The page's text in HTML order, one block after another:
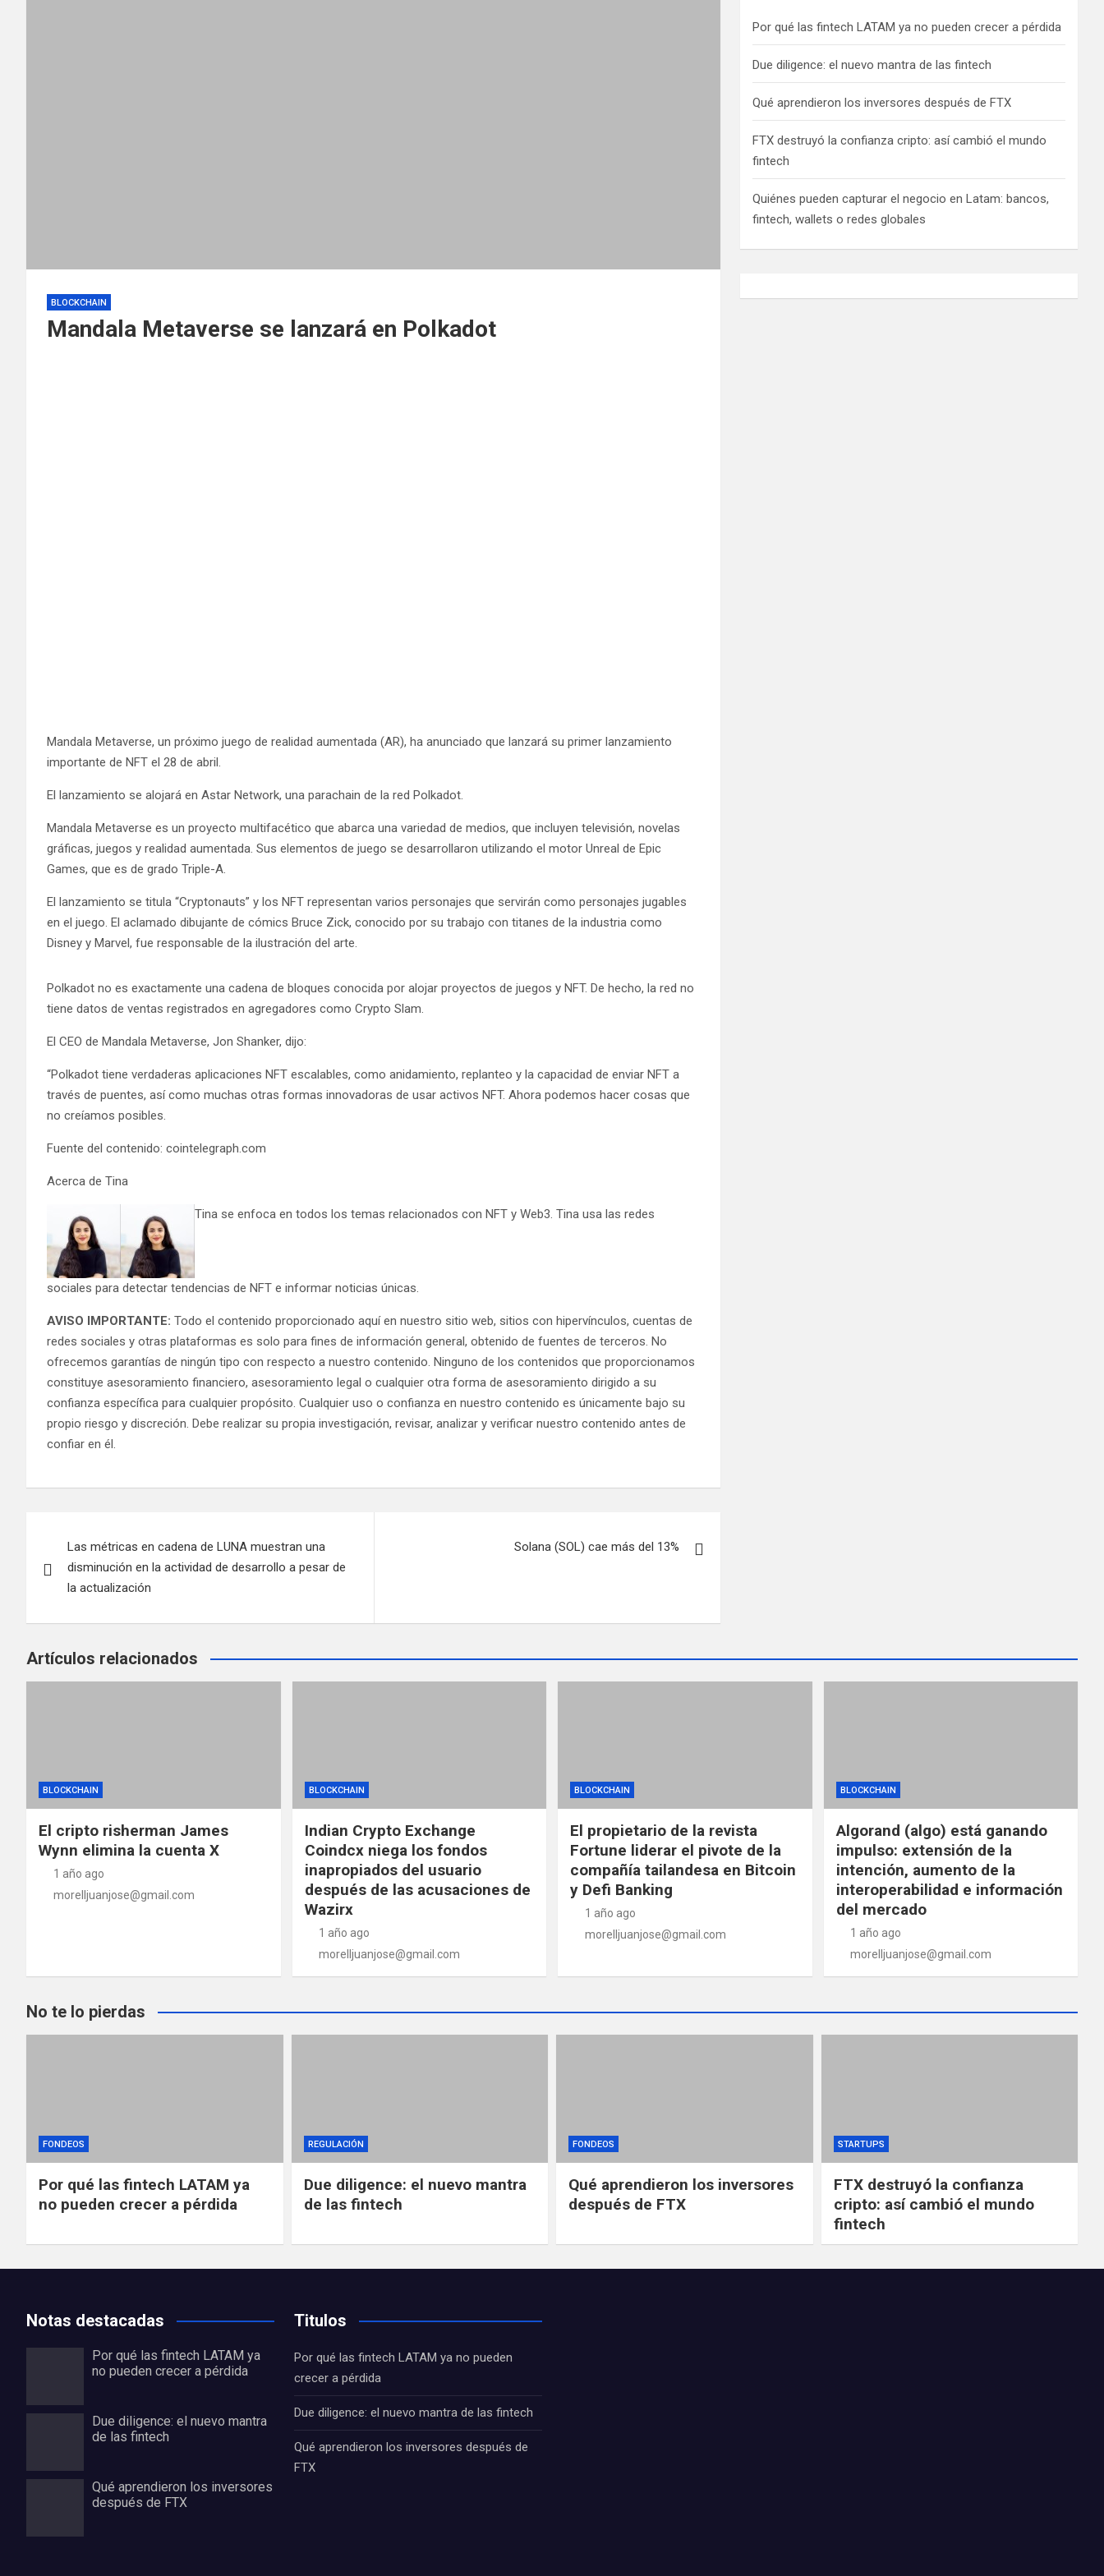
BLOCKCHAIN
Mandala Metaverse se lanzará en Polkadot
Mandala Metaverse, un próximo juego de realidad aumentada (AR), ha anunciado que lanzará su primer lanzamiento
importante de NFT el 28 de abril.
El lanzamiento se alojará en Astar Network, una parachain de la red Polkadot.
Mandala Metaverse es un proyecto multifacético que abarca una variedad de medios, que incluyen televisión, novelas
gráficas, juegos y realidad aumentada. Sus elementos de juego se desarrollaron utilizando el motor Unreal de Epic
Games, que es de grado Triple-A.
El lanzamiento se titula “Cryptonauts” y los NFT representan varios personajes que servirán como personajes jugables
en el juego. El aclamado dibujante de cómics Bruce Zick, conocido por su trabajo con titanes de la industria como
Disney y Marvel, fue responsable de la ilustración del arte.
Polkadot no es exactamente una cadena de bloques conocida por alojar proyectos de juegos y NFT. De hecho, la red no
tiene datos de ventas registrados en agregadores como Crypto Slam.
El CEO de Mandala Metaverse, Jon Shanker, dijo:
“Polkadot tiene verdaderas aplicaciones NFT escalables, como anidamiento, replanteo y la capacidad de enviar NFT a
través de puentes, así como muchas otras formas innovadoras de usar activos NFT. Ahora podemos hacer cosas que
no creíamos posibles.
Fuente del contenido: cointelegraph.com
Acerca de Tina
Tina se enfoca en todos los temas relacionados con NFT y Web3. Tina usa las redes
sociales para detectar tendencias de NFT e informar noticias únicas.
AVISO IMPORTANTE: Todo el contenido proporcionado aquí en nuestro sitio web, sitios con hipervínculos, cuentas de
redes sociales y otras plataformas es solo para fines de información general, obtenido de fuentes de terceros. No
ofrecemos garantías de ningún tipo con respecto a nuestro contenido. Ninguno de los contenidos que proporcionamos
constituye asesoramiento financiero, asesoramiento legal o cualquier otra forma de asesoramiento dirigido a su
confianza específica para cualquier propósito. Cualquier uso o confianza en nuestro contenido es únicamente bajo su
propio riesgo y discreción. Debe realizar su propia investigación, revisar, analizar y verificar nuestro contenido antes de
confiar en él.
e
g
ó
n
t
r
a
s
Las métricas en cadena de LUNA muestran una
disminución en la actividad de desarrollo a pesar de
la actualización
Solana (SOL) cae más del 13%
Por qué las fintech LATAM ya no pueden crecer a pérdida
Due diligence: el nuevo mantra de las fintech
Qué aprendieron los inversores después de FTX
FTX destruyó la confianza cripto: así cambió el mundo
fintech
Quiénes pueden capturar el negocio en Latam: bancos,
fintech, wallets o redes globales
Artículos relacionados
BLOCKCHAIN
El cripto risherman James
Wynn elimina la cuenta X
1 año ago
morelljuanjose@gmail.com
BLOCKCHAIN
Indian Crypto Exchange
Coindcx niega los fondos
inapropiados del usuario
después de las acusaciones de
Wazirx
1 año ago
morelljuanjose@gmail.com
BLOCKCHAIN
El propietario de la revista
Fortune liderar el pivote de la
compañía tailandesa en Bitcoin
y Defi Banking
1 año ago
morelljuanjose@gmail.com
BLOCKCHAIN
Algorand (algo) está ganando
impulso: extensión de la
intención, aumento de la
interoperabilidad e información
del mercado
1 año ago
morelljuanjose@gmail.com
No te lo pierdas
FONDEOS
Por qué las fintech LATAM ya
no pueden crecer a pérdida
REGULACIÓN
Due diligence: el nuevo mantra
de las fintech
FONDEOS
Qué aprendieron los inversores
después de FTX
STARTUPS
FTX destruyó la confianza
cripto: así cambió el mundo
fintech
Notas destacadas
Por qué las fintech LATAM ya
no pueden crecer a pérdida
Due diligence: el nuevo mantra
de las fintech
Qué aprendieron los inversores
después de FTX
Titulos
Por qué las fintech LATAM ya no pueden
crecer a pérdida
Due diligence: el nuevo mantra de las fintech
Qué aprendieron los inversores después de
FTX